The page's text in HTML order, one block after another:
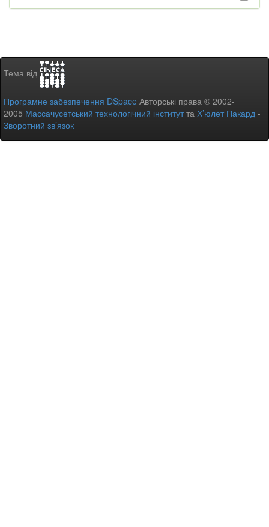
Тема від
Програмне забезпечення DSpace Авторські права © 2002-
2005 Массачусетський технологічний інститутта Х’юлет Пакард -
Зворотний зв’язок